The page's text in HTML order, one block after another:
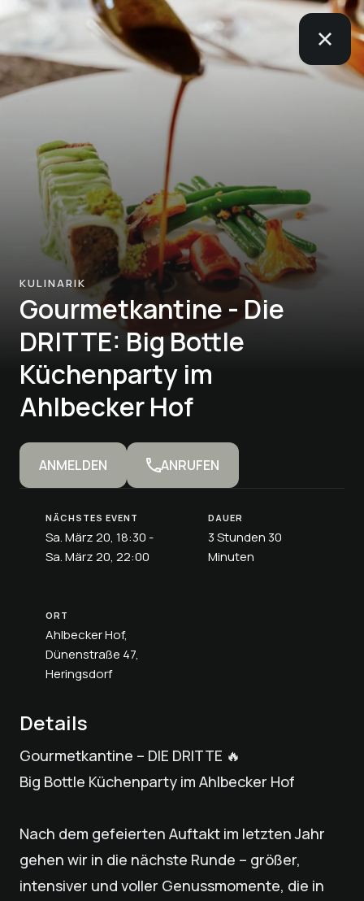
KULINARIK
Gourmetkantine - Die
DRITTE: Big Bottle
Küchenparty im
Ahlbecker Hof
ANMELDEN ANRUFEN
NÄCHSTES EVENT
Sa. März 20, 18:30 -
Sa. März 20, 22:00
DAUER
3 Stunden 30
Minuten
ORT
Ahlbecker Hof,
Dünenstraße 47,
Heringsdorf
Details
Gourmetkantine – DIE DRITTE 🔥
Big Bottle Küchenparty im Ahlbecker Hof
Nach dem gefeierten Auftakt im letzten Jahr
gehen wir in die nächste Runde – größer,
intensiver und voller Genussmomente, die in